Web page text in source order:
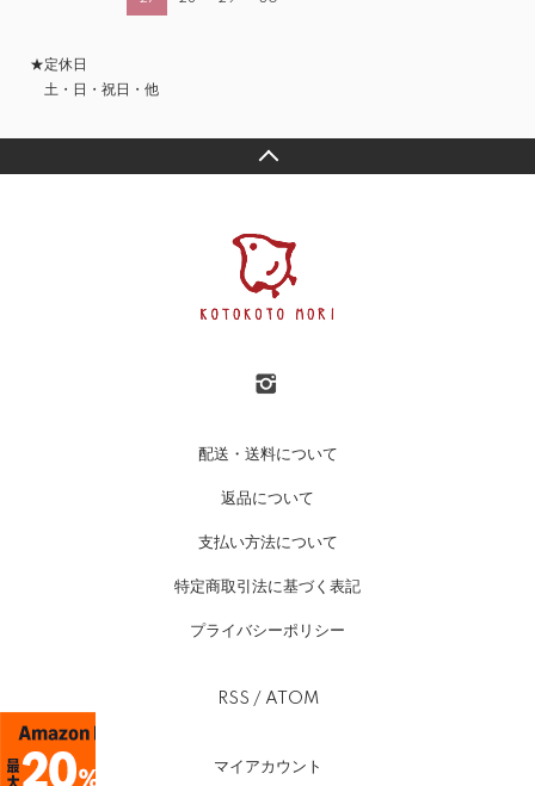
★定休日
土・日・祝日・他
配送・送料について
返品について
支払い方法について
特定商取引法に基づく表記
プライバシーポリシー
RSS / ATOM
マイアカウント